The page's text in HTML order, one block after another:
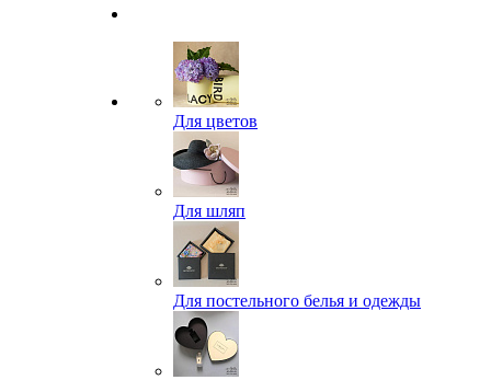
Для цветов
Для шляп
Для постельного белья и одежды